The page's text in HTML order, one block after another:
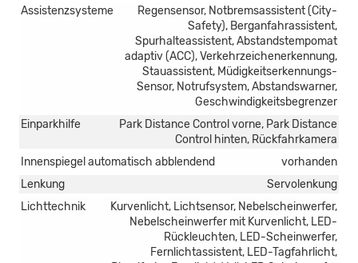
Assistenzsysteme
Regensensor, Notbremsassistent (City-
Safety), Berganfahrassistent,
Spurhalteassistent, Abstandstempomat
adaptiv (ACC), Verkehrzeichenerkennung,
Stauassistent, Müdigkeitserkennungs-
Sensor, Notrufsystem, Abstandswarner,
Geschwindigkeitsbegrenzer
Einparkhilfe
Park Distance Control vorne, Park Distance
Control hinten, Rückfahrkamera
Innenspiegel automatisch abblendend
vorhanden
Lenkung
Servolenkung
Lichttechnik
Kurvenlicht, Lichtsensor, Nebelscheinwerfer,
Nebelscheinwerfer mit Kurvenlicht, LED-
Rückleuchten, LED-Scheinwerfer,
Fernlichtassistent, LED-Tagfahrlicht,